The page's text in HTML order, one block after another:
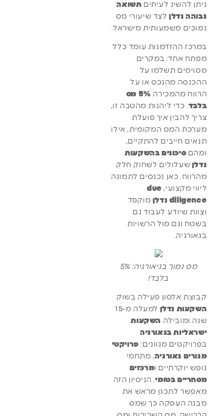
ניתן להשיג לעיתים תשואה
גבוהה נדלןלצד שיעורי מס
נמוכים משמעותית מישראל.
במרכז ההזדמנות עומד כלל
מפתח אחד: במקרים
מסוימים תשלמו על
ההכנסה מהנכס או על
הרווח מהמכירה
5% מס
בלבד. כדי ליהנות מהטבה זו,
צריך להבין איך פועלת
מערכת המס המקומית, אילו
תנאים חייבים להתקיים,
ומהם סיכונים בהשקעות
נדלן שעלולים לשחוק חלק
מהרווח. כאן נכנסים לתמונה
ליווי מקצועי, due
diligence נדלן
מוקפד
וצוות שיודע לעבוד גם
בשטח וגם מול הרשויות
בגאורגיה.
מס נמוך בגיאורגיה: 5%
בלבד!
קבוצת אלסון פעילה בשוק
השקעות נדלן
למעלה מ-15
שנה ומובילה השקעות
ישראליות בגאורגיה
בפרויקטים מגוונים: פרויקטי
מגורים גאורגיה, מתחמי
נופש יוקרתיים ומרכזים
מסחריים בטומי. הניסיון הזה
מאפשר לתכנן מראש את
מבנה העסקה כך שמס